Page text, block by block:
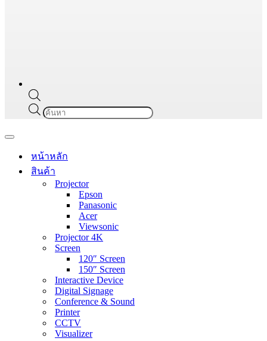
Products
search
Navigation
หน้าหลัก
สินค้า
Projector
Epson
Panasonic
Acer
Viewsonic
Projector 4K
Screen
120″ Screen
150″ Screen
Interactive Device
Digital Signage
Conference & Sound
Printer
CCTV
Visualizer